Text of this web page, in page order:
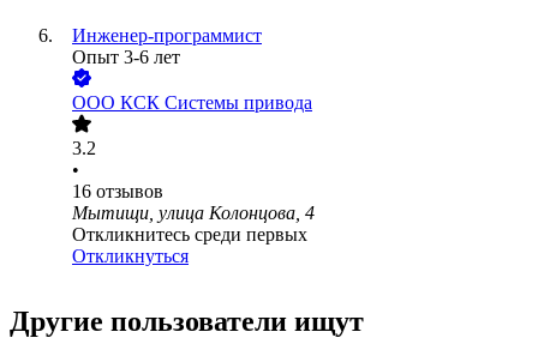
Инженер-программист
Опыт 3-6 лет
ООО КСК Системы привода
3.2
•
16 отзывов
Мытищи, улица Колонцова, 4
Откликнитесь среди первых
Откликнуться
Другие пользователи ищут